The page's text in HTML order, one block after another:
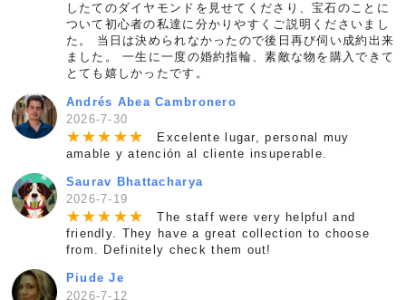
したてのダイヤモンドを見せてくださり、宝石のことに
ついて初心者の私達に分かりやすくご説明くださいまし
た。 当日は決められなかったので後日再び伺い成約出来
ました。 一生に一度の婚約指輪、素敵な物を購入できて
とても嬉しかったです。
Andrés Abea Cambronero
2026-7-30
★★★ ★★
Excelente lugar, personal muy
amable y atención al cliente insuperable.
Saurav Bhattacharya
2026-7-19
★★★ ★★
The staff were very helpful and
friendly. They have a great collection to choose
from. Definitely check them out!
Piude Je
2026-7-12